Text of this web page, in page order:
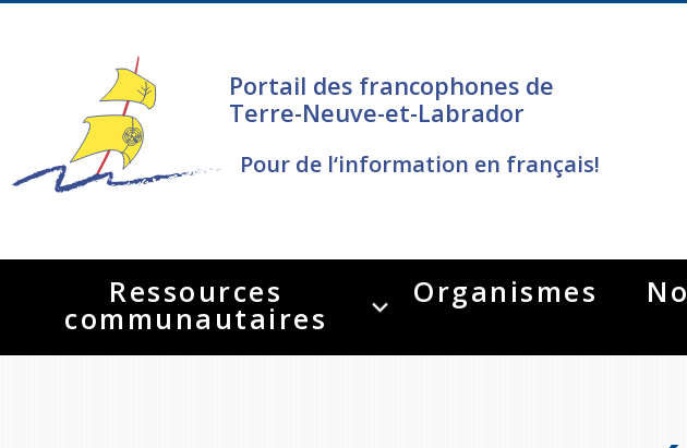
Portail des francophones de
Terre-Neuve-et-Labrador
Pour de l‘information en français!
Ressources
communautaires
Organismes